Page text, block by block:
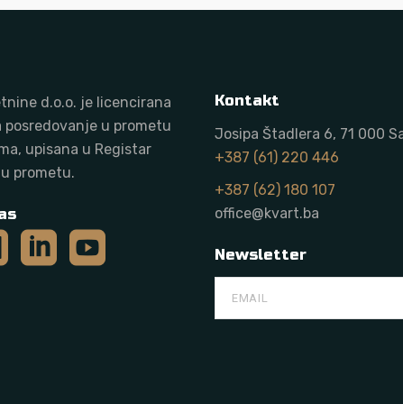
d.o.o. je licencirana
posredovanje u prometu
upisana u Registar
prometu.
Kontakt
Josipa Štadlera 6, 71 000
+387 (61) 220 446
+387 (62) 180 107
office@kvart.ba
Newsletter